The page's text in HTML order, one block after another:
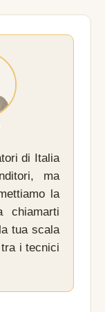
di Italia
ma
la
chiamarti
tua scala
i tecnici